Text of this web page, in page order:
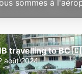
sommes à
travelling to BC
août 2024